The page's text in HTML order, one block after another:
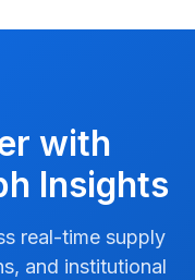
with
Insights
real-time supply
and institutional